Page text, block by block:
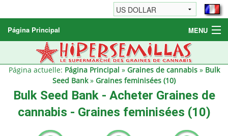
Página Principal MENU
Graines de cannabis
Autres produits
Página actuelle: Página Principal » Graines de cannabis» Bulk
Seed Bank» Graines feminisées (10)
Bulk Seed Bank - Acheter Graines de
cannabis - Graines feminisées (10)